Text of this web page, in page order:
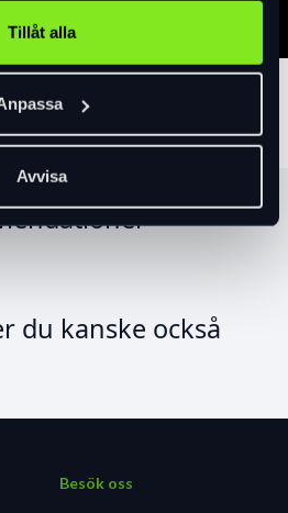
Tillåt alla
Avvisa
du kanske också
Besök oss